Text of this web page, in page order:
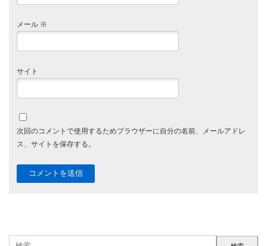
メール ※
サイト
次回のコメントで使用するためブラウザーに自分の名前、メールアドレ
ス、サイトを保存する。